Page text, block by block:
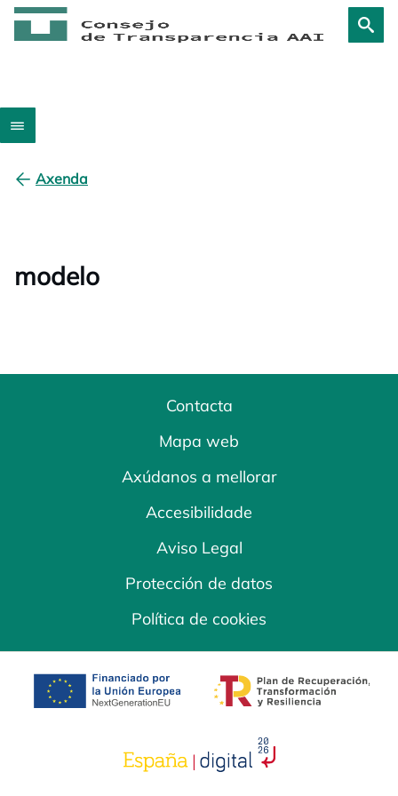
Axenda
modelo
Contacta
Mapa web
Axúdanos a mellorar
Accesibilidade
Aviso Legal
Protección de datos
Política de cookies
opens in a new tab opens in a new
opens in a new tab